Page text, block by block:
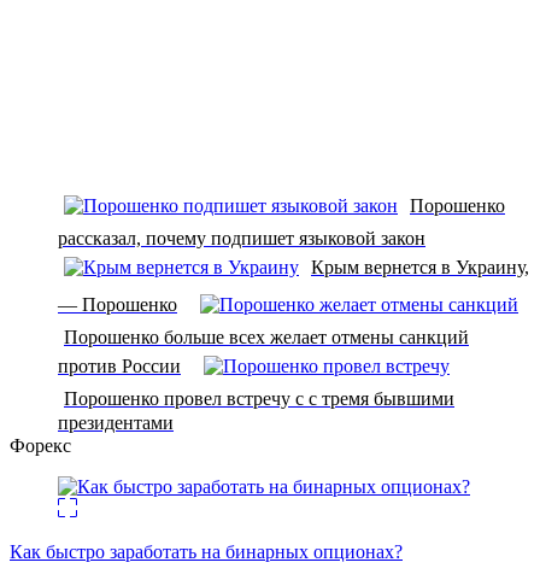
Порошенко
рассказал, почему подпишет языковой закон
Крым вернется в Украину,
— Порошенко
Порошенко больше всех желает отмены санкций
против России
Порошенко провел встречу с с тремя бывшими
президентами
Форекс
Как быстро заработать на бинарных опционах?